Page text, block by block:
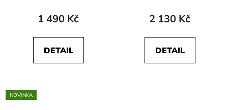
1 490 Kč
DETAIL
2 130 Kč
DETAIL
NOVINKA